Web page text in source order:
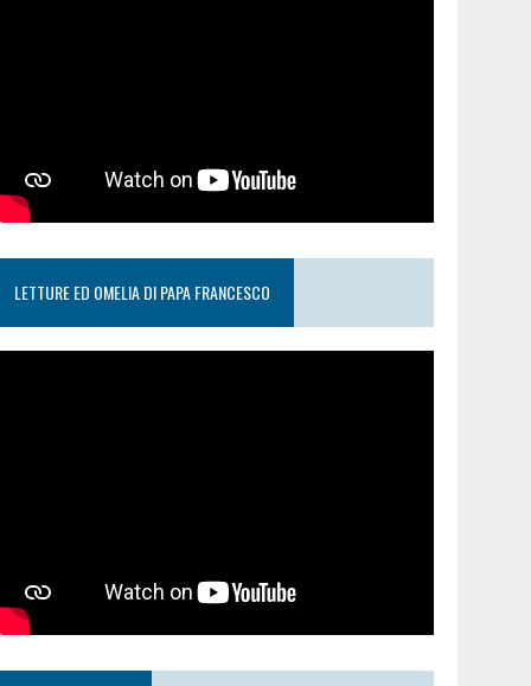
LETTURE ED OMELIA DI PAPA FRANCESCO